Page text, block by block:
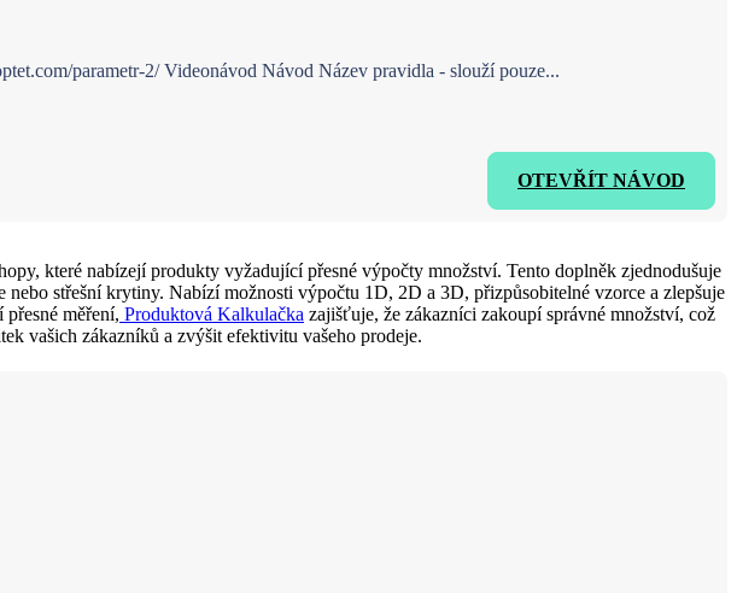
parametr-2/ Videonávod Návod Název pravidla - slouží pouze...
OTEVŘÍT NÁVOD
které nabízejí produkty vyžadující přesné výpočty množství. Tento doplněk zjednodušuje
střešní krytiny. Nabízí možnosti výpočtu 1D, 2D a 3D, přizpůsobitelné vzorce a zlepšuje
měření, Produktová Kalkulačka zajišťuje, že zákazníci zakoupí správné množství, což
vašich zákazníků a zvýšit efektivitu vašeho prodeje.